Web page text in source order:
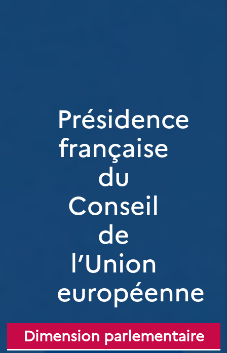
Présidence
française
du
Conseil
de
l’Union
européenne
Dimension parlementaire